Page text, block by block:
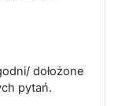
dołożone
pytań.